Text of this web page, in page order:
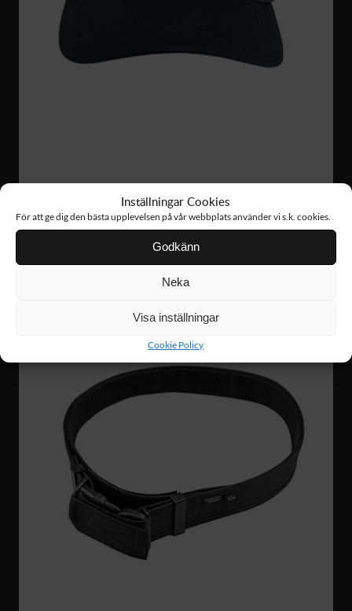
Inställningar Cookies
För att ge dig den bästa upplevelsen på vår webbplats använder vi s.k. cookies.
Godkänn
Neka
Visa inställningar
Cookie Policy
AC09
159 :-
TECH CAP